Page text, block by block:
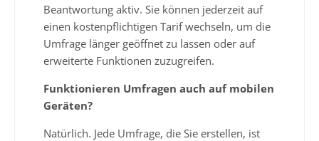
Beantwortung aktiv. Sie können jederzeit auf
einen kostenpflichtigen Tarif wechseln, um die
Umfrage länger geöffnet zu lassen oder auf
erweiterte Funktionen zuzugreifen.
Funktionieren Umfragen auch auf mobilen
Geräten?
Natürlich. Jede Umfrage, die Sie erstellen, ist